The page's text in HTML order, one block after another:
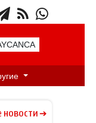
новости